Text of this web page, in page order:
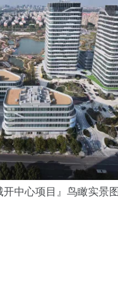
开中心项目』鸟瞰实景图